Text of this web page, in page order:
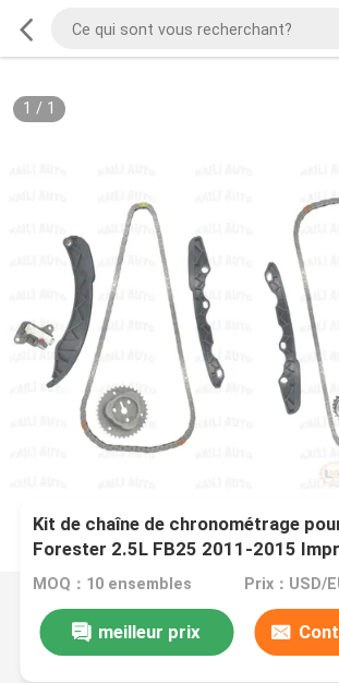
1 / 1
Kit de chaîne de chronométrage
Forester 2.5L FB25 2011-2015
FA20T 2012-2015 13143-AA110
MOQ：10 ensembles
meilleur prix